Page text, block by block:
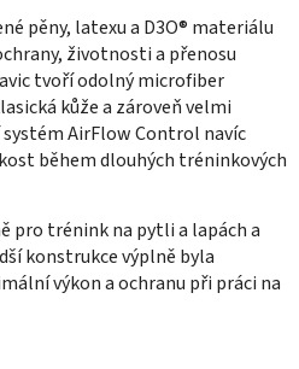
pěny, latexu a D3O® materiálu
životnosti a přenosu
tvoří odolný microfiber
kůže a zároveň velmi
AirFlow Control navíc
během dlouhých tréninkových
pro trénink na pytli a lapách a
konstrukce výplně byla
výkon a ochranu při práci na